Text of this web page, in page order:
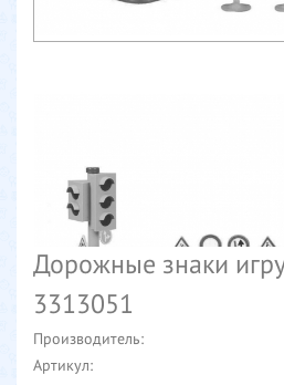
Дорожные знаки
3313051
Производитель:
Артикул: